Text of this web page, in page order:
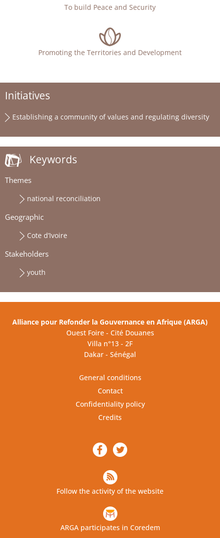
To build Peace and Security
Promoting the Territories and Development
Initiatives
Establishing a community of values and regulating diversity
Keywords
Themes
national reconciliation
Geographic
Cote d’Ivoire
Stakeholders
youth
Alliance pour Refonder la Gouvernance en Afrique (ARGA)
Ouest Foire - Cité Douanes
Villa n°13 - 2F
Dakar - Sénégal
General conditions
Contact
Confidentiality policy
Credits
Follow the activity of the website
ARGA participates in Coredem